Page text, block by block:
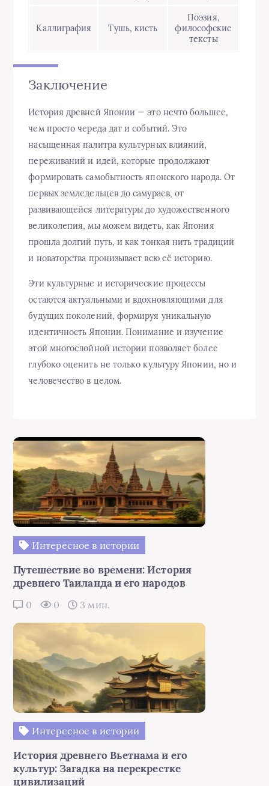
Каллиграфия Тушь, кисть
Поэзия,
философские
тексты
Заключение
История древней Японии — это нечто большее,
чем просто череда дат и событий. Это
насыщенная палитра культурных влияний,
переживаний и идей, которые продолжают
формировать самобытность японского народа. От
первых земледельцев до самураев, от
развивающейся литературы до художественного
великолепия, мы можем видеть, как Япония
прошла долгий путь, и как тонкая нить традиций
и новаторства пронизывает всю её историю.
Эти культурные и исторические процессы
остаются актуальными и вдохновляющими для
будущих поколений, формируя уникальную
идентичность Японии. Понимание и изучение
этой многослойной истории позволяет более
глубоко оценить не только культуру Японии, но и
человечество в целом.
Интересное в истории
Путешествие во времени: История
древнего Таиланда и его народов
0 0 3 мин.
Интересное в истории
История древнего Вьетнама и его
культур: Загадка на перекрестке
цивилизаций